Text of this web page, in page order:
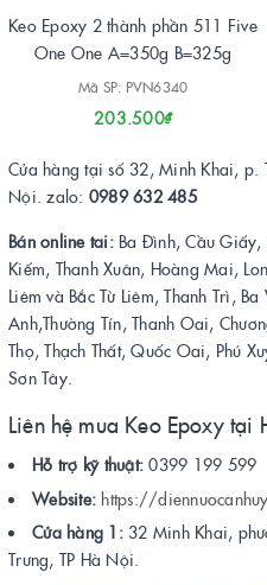
Keo Epoxy 2 thành phần 511 Five
One One A=350g B=325g
Mã SP: PVN6340
203.500₫
Cửa hàng tại số 32, Minh Khai, p.
Nội. zalo: 0989 632 485
Bán online tai: Ba Đình, Cầu
Kiếm, Thanh Xuân, Hoàng Mai,
Liêm và Bắc Từ Liêm, Thanh Trì,
Anh,Thường Tín, Thanh Oai,
Thọ, Thạch Thất, Quốc Oai, Phú
Sơn Tây.
Liên hệ mua Keo Epoxy tại
Hỗ trợ kỹ thuật: 0399 199 599
Website: https://
Cửa hàng 1: 32 Minh Khai,
Trưng, TP Hà Nội.